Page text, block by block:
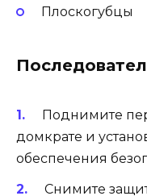
Плоскогубцы
Поднимите
домкрате и
обеспечения
Снимите